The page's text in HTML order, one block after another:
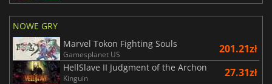
NOWE GRY
Marvel Tokon Fighting Souls
Gamesplanet US 201.21zł
HellSlave II Judgment of the Archon
Kinguin 27.31zł